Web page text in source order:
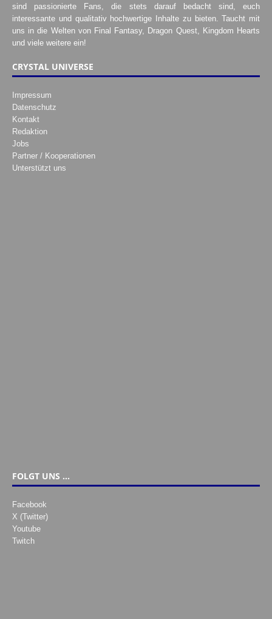
sind passionierte Fans, die stets darauf bedacht sind, euch
interessante und qualitativ hochwertige Inhalte zu bieten. Taucht mit
uns in die Welten von Final Fantasy, Dragon Quest, Kingdom Hearts
und viele weitere ein!
CRYSTAL UNIVERSE
Impressum
Datenschutz
Kontakt
Redaktion
Jobs
Partner / Kooperationen
Unterstützt uns
FOLGT UNS …
Facebook
X (Twitter)
Youtube
Twitch